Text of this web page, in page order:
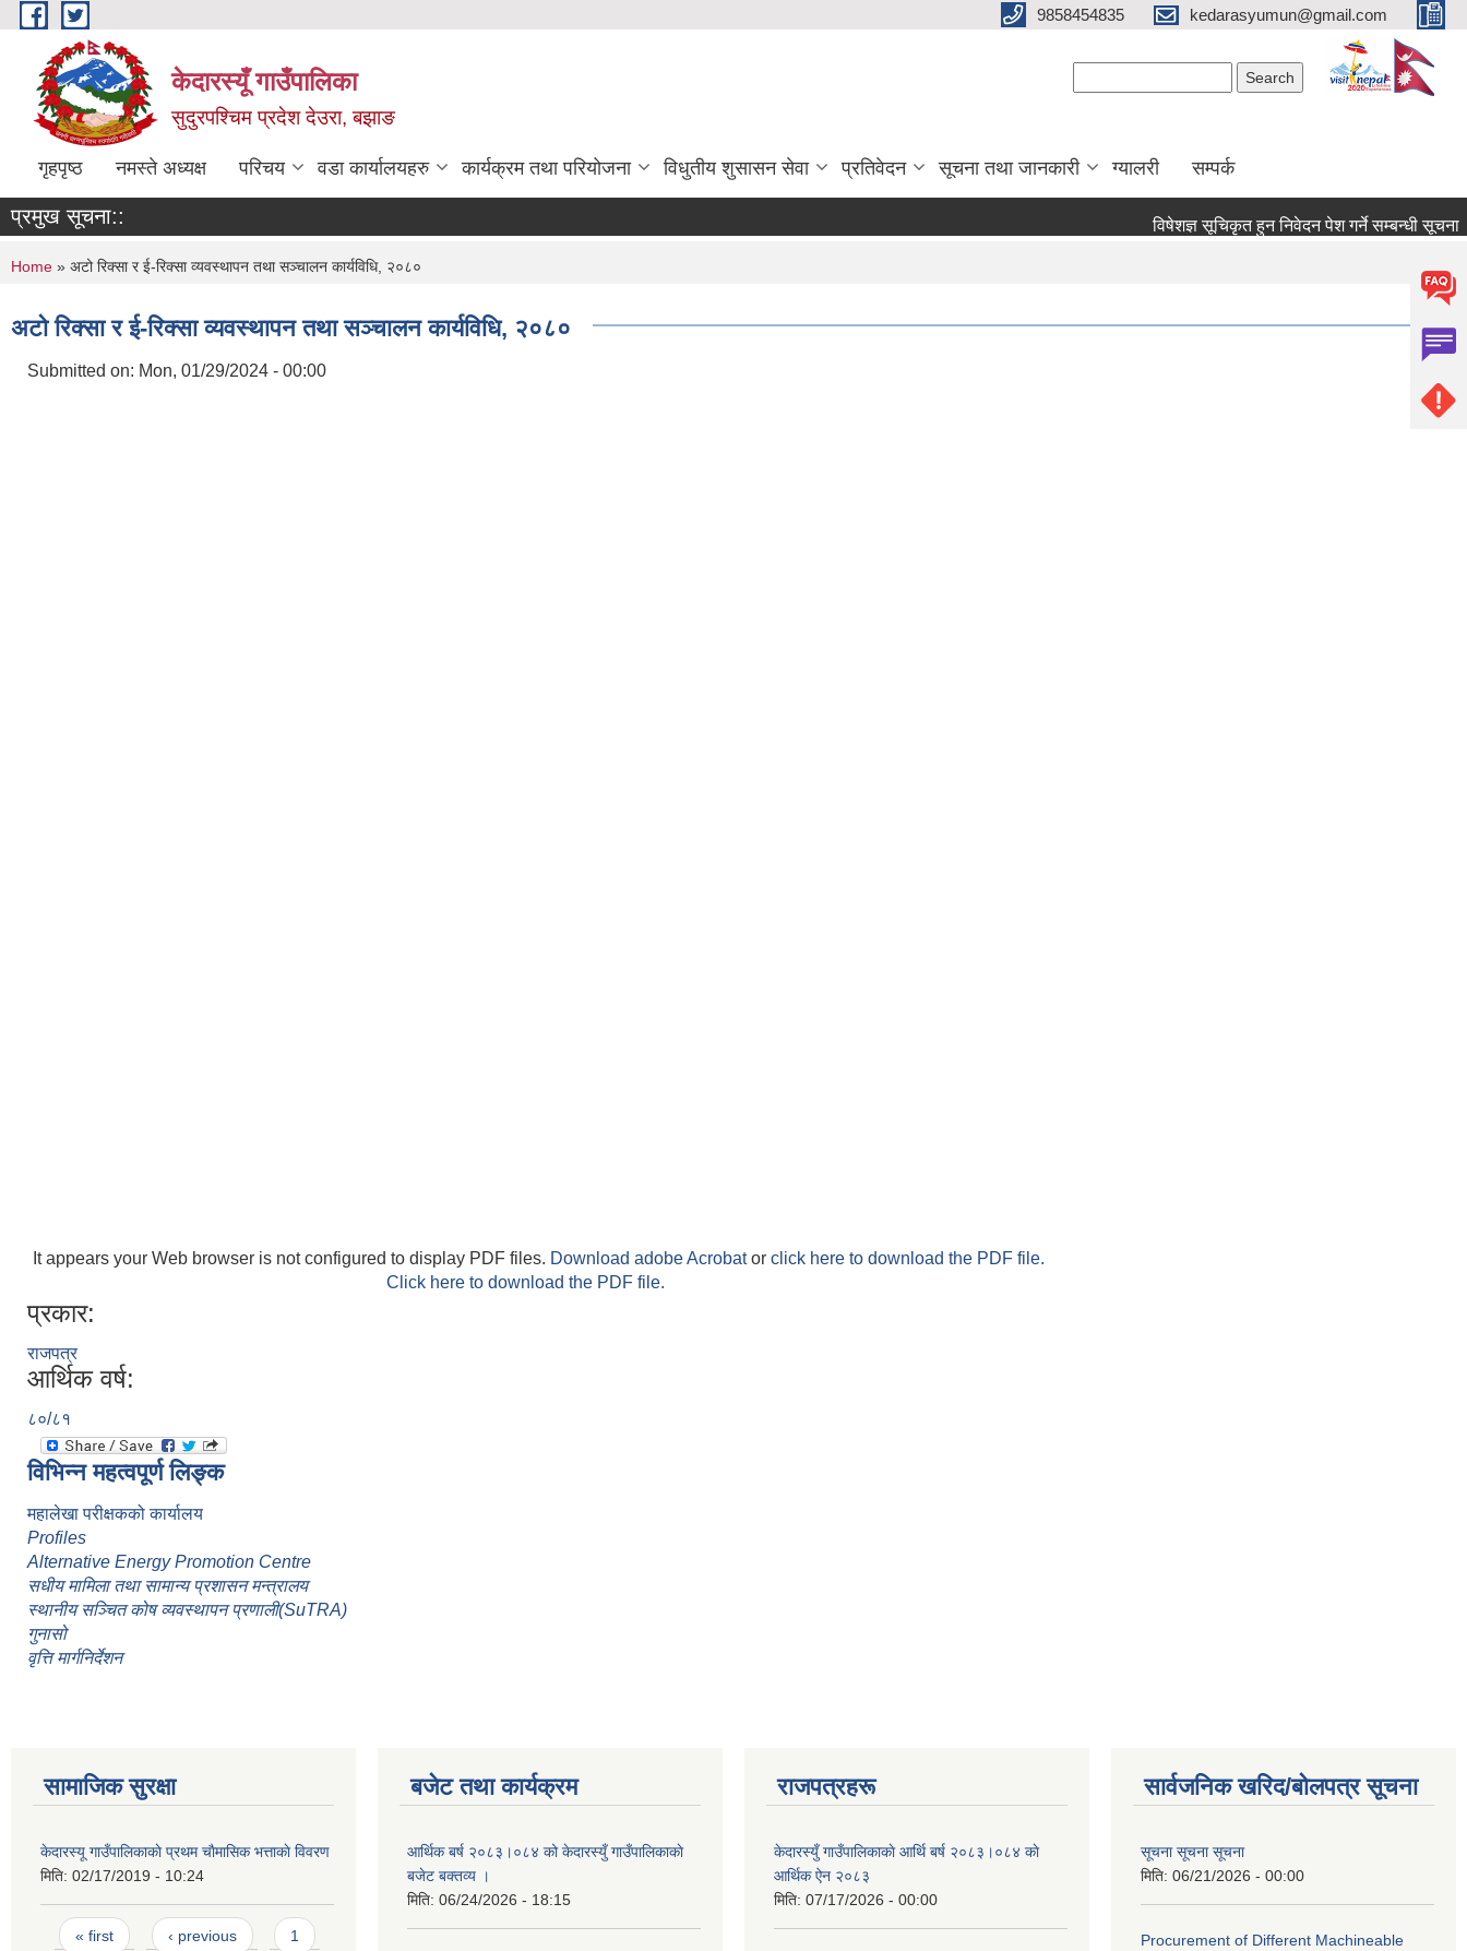
Skip to main content 9858454835 kedarasyumun@gmail.com
केदारस्यूँ गाउँपालिका
सुदुरपश्चिम प्रदेश देउरा, बझाङ
गृहपृष्ठ नमस्ते अध्यक्ष परिचय वडा कार्यालयहरु कार्यक्रम तथा परियोजना विधुतीय शुसासन सेवा प्रतिवेदन सूचना तथा जानकारी ग्यालरी सम्पर्क
प्रमुख सूचना:: विषेशज्ञ सूचिकृत हुन निवेदन पेश गर्ने सम्बन्धी सूचना ।
You are here
Home » अटो रिक्सा र ई-रिक्सा व्यवस्थापन तथा सञ्चालन कार्यविधि, २०८०
अटो रिक्सा र ई-रिक्सा व्यवस्थापन तथा सञ्चालन कार्यविधि, २०८०
Submitted on: Mon, 01/29/2024 - 00:00
It appears your Web browser is not configured to display PDF files. Download adobe Acrobator click here to download the PDF file.
Click here to download the PDF file.
प्रकार:
राजपत्र
आर्थिक वर्ष:
८०/८१
विभिन्न महत्वपूर्ण लिङ्क
महालेखा परीक्षकको कार्यालय
Profiles
Alternative Energy Promotion Centre
सधीय मामिला तथा सामान्य प्रशासन मन्त्रालय
स्थानीय सञ्चित कोष व्यवस्थापन प्रणाली(SuTRA)
गुनासो
वृत्ति मार्गनिर्देशन
सामाजिक सुरक्षा
केदारस्यू गाउँपालिकाकाे प्रथम चाैमासिक भत्ताकाे विवरण
मिति: 02/17/2019 - 10:24
Pages
« first ‹ previous 1
बजेट तथा कार्यक्रम
आर्थिक बर्ष २०८३।०८४ को केदारस्युँ गाउँपालिकाकाे
बजेट बक्तव्य ।
मिति: 06/24/2026 - 18:15
राजपत्रहरू
केदारस्युँ गाउँपालिकाकाे आर्थि बर्ष २०८३।०८४ काे
आर्थिक ऐन २०८३
मिति: 07/17/2026 - 00:00
सार्वजनिक खरिद/बोलपत्र सूचना
सूचना सूचना सूचना
मिति: 06/21/2026 - 00:00
Procurement of Different Machineable